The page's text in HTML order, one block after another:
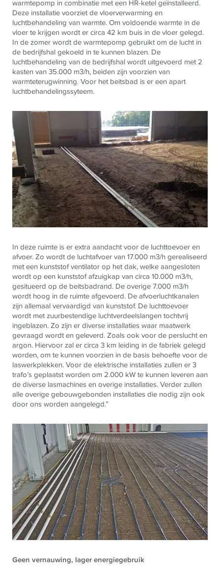
warmtepomp in combinatie met een HR-ketel geïnstalleerd.
Deze installatie voorziet de vloerverwarming en
luchtbehandeling van warmte. Om voldoende warmte in de
vloer te krijgen wordt er circa 42 km buis in de vloer gelegd.
In de zomer wordt de warmtepomp gebruikt om de lucht in
de bedrijfshal gekoeld in te kunnen blazen. De
luchtbehandeling van de bedrijfshal wordt uitgevoerd met 2
kasten van 35.000 m3/h, beiden zijn voorzien van
warmteterugwinning. Voor het beitsbad is er een apart
luchtbehandelingssyteem.
In deze ruimte is er extra aandacht voor de luchttoevoer en
afvoer. Zo wordt de luchtafvoer van 17.000 m3/h gerealiseerd
met een kunststof ventilator op het dak, welke aangesloten
wordt op een kunststof afzuigkap van circa 10.000 m3/h,
gesitueerd op de beitsbadrand. De overige 7.000 m3/h
wordt hoog in de ruimte afgevoerd. De afvoerluchtkanalen
zijn allemaal vervaardigd van kunststof. De luchttoevoer
wordt met zuurbestendige luchtverdeelslangen tochtvrij
ingeblazen. Zo zijn er diverse installaties waar maatwerk
gevraagd wordt en geleverd. Zoals ook voor de perslucht en
argon. Hiervoor zal er circa 3 km leiding in de fabriek gelegd
worden, om te kunnen voorzien in de basis behoefte voor de
laswerkplekken. Voor de elektrische installaties zullen er 3
trafo’s geplaatst worden om 2.000 kW te kunnen leveren aan
de diverse lasmachines en overige installaties. Verder zullen
alle overige gebouwgebonden installaties die nodig zijn ook
door ons worden aangelegd.”
Geen vernauwing, lager energiegebruik